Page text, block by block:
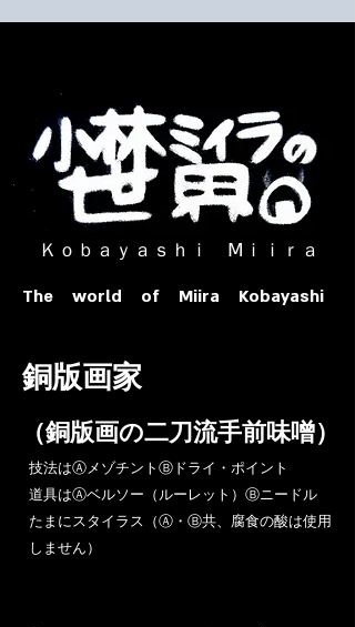
ｏｂａｙａｓｈｉ Ⅿｉｉｒａ​
The world of Miira Kobayashi
​銅版画家
​（銅版画の二刀流手前味噌）
​技法はⒶメゾチントⒷドライ・ポイント
道具はⒶベルソー（ルーレット）Ⓑニードル
​たまにスタイラス（Ⓐ・Ⓑ共、腐食の酸は使用
しません）